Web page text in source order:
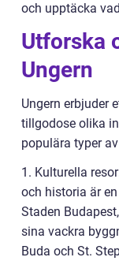
och upptäcka
Utforska
Ungern
Ungern erbjuder
tillgodose olika
populära typer
1. Kulturella
och historia är
Staden
sina vackra
Buda och St.